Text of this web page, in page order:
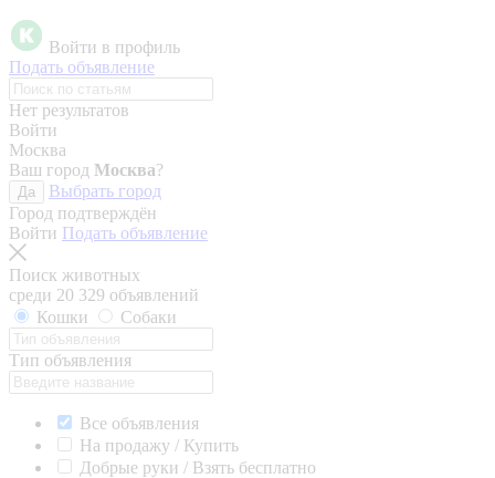
Войти в профиль
Подать объявление
Нет результатов
Войти
Москва
Ваш город Москва?
Да
Выбрать город
Город подтверждён
Войти Подать объявление
Поиск животных
среди 20 329 объявлений
Кошки
Собаки
Тип объявления
Все объявления
На продажу / Купить
Добрые руки / Взять бесплатно